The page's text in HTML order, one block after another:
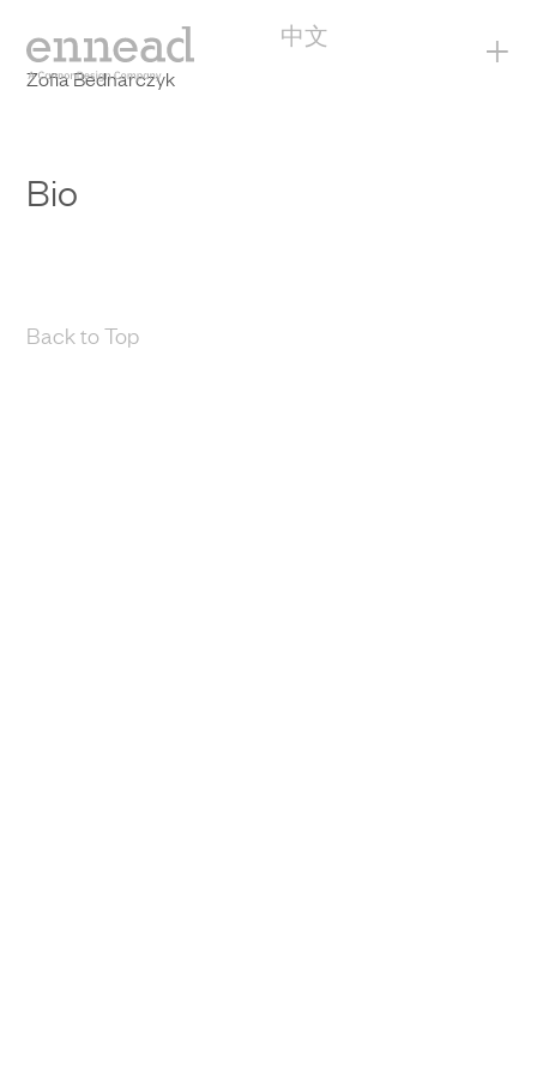
中文 +
Zofia Bednarczyk
Bio
Back to Top